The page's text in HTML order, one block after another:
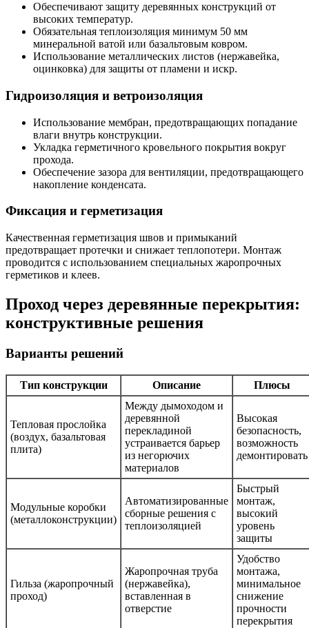
Обеспечивают защиту деревянных конструкций от
высоких температур.
Обязательная теплоизоляция минимум 50 мм
минеральной ватой или базальтовым ковром.
Использование металлических листов (нержавейка,
оцинковка) для защиты от пламени и искр.
Гидроизоляция и ветроизоляция
Использование мембран, предотвращающих попадание
влаги внутрь конструкции.
Укладка герметичного кровельного покрытия вокруг
прохода.
Обеспечение зазора для вентиляции, предотвращающего
накопление конденсата.
Фиксация и герметизация
Качественная герметизация швов и примыканий
предотвращает протечки и снижает теплопотери. Монтаж
проводится с использованием специальных жаропрочных
герметиков и клеев.
Проход через деревянные перекрытия:
конструктивные решения
Варианты решений
Тип конструкции Описание Плюсы
Тепловая прослойка
(воздух, базальтовая
плита)
Между дымоходом и
деревянной
перекладиной
устраивается барьер
из негорючих
материалов
Высокая
безопасность,
возможность
демонтировать
Модульные коробки
(металлоконструкции)
Автоматизированные
сборные решения с
теплоизоляцией
Быстрый
монтаж,
высокий
уровень
защиты
Гильза (жаропрочный
проход)
Жаропрочная труба
(нержавейка),
вставленная в
отверстие
Удобство
монтажа,
минимальное
снижение
прочности
перекрытия